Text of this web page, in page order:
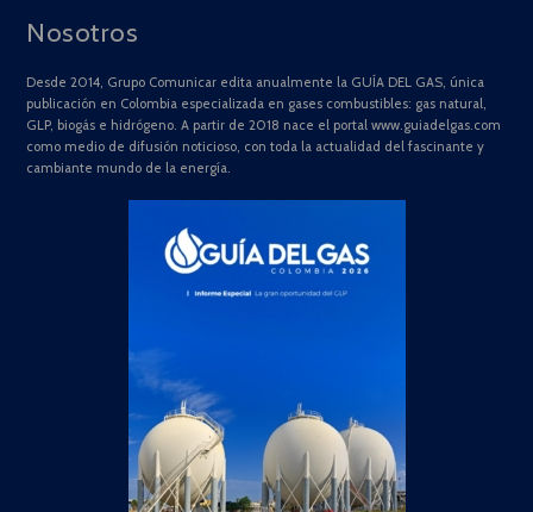
Nosotros
Desde 2014, Grupo Comunicar edita anualmente la GUÍA DEL GAS, única
publicación en Colombia especializada en gases combustibles: gas natural,
GLP, biogás e hidrógeno. A partir de 2018 nace el portal www.guiadelgas.com
como medio de difusión noticioso, con toda la actualidad del fascinante y
cambiante mundo de la energía.